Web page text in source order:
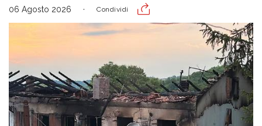
06 Agosto 2026 Condividi